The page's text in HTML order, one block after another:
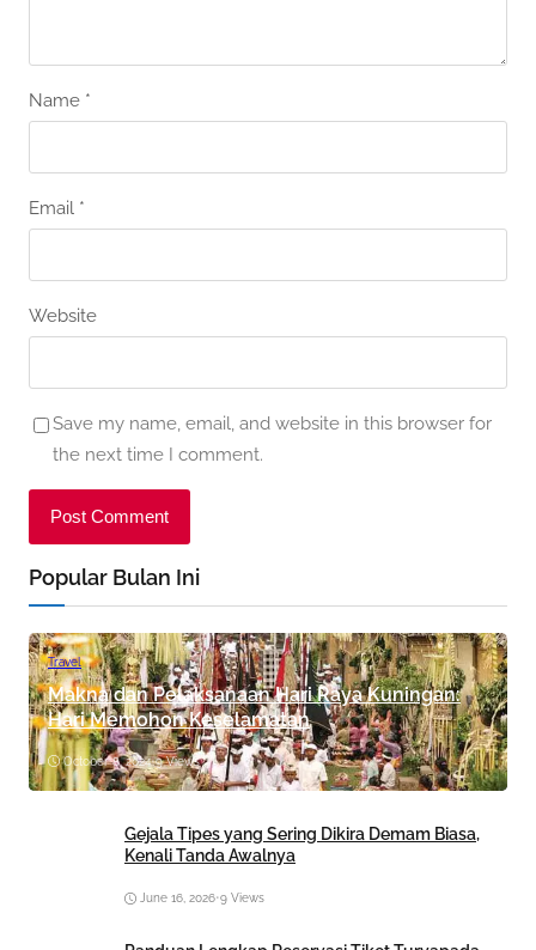
Name *
Email *
Website
Save my name, email, and website in this browser for
the next time I comment.
Popular Bulan Ini
Travel
Makna dan Pelaksanaan Hari Raya Kuningan:
Hari Memohon Keselamatan
October 8, 2024•9 Views
Gejala Tipes yang Sering Dikira Demam Biasa,
Kenali Tanda Awalnya
June 16, 2026•9 Views